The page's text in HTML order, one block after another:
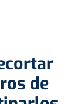
de